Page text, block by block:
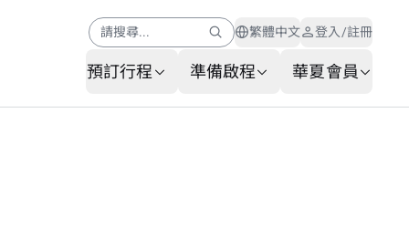
請搜尋... 繁體中文 登入/註冊
預訂行程 準備啟程 華夏會員